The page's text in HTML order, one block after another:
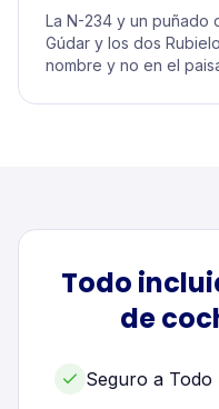
La N-234 y un puñado
Gúdar y los dos
nombre y no en el
Todo
de
Seguro a Todo